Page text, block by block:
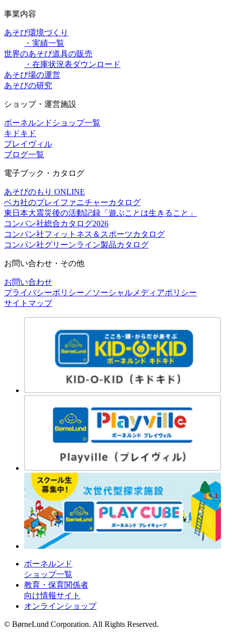
事業内容
あそび環境づくり
・実績一覧
世界のあそび道具の販売
・在庫状況表ダウンロード
あそび場の運営
あそびの研究
ショップ・運営施設
ボーネルンドショップ一覧
キドキド
プレイヴィル
ブログ一覧
電子ブック・カタログ
あそびのもり ONLINE
ベカ社のプレイファニチャーカタログ
東日本大震災後の活動記録「遊ぶことは生きること」
コンパン社総合カタログ2026
コンパン社フィットネス＆スポーツカタログ
コンパン社グリーンライン製品カタログ
お問い合わせ・その他
お問い合わせ
プライバシーポリシー／ソーシャルメディアポリシー
サイトマップ
ボーネルンド
ショップ一覧
教育・保育関係者
向け情報サイト
オンラインショップ
© BørneLund Corporation. All Rights Reserved.